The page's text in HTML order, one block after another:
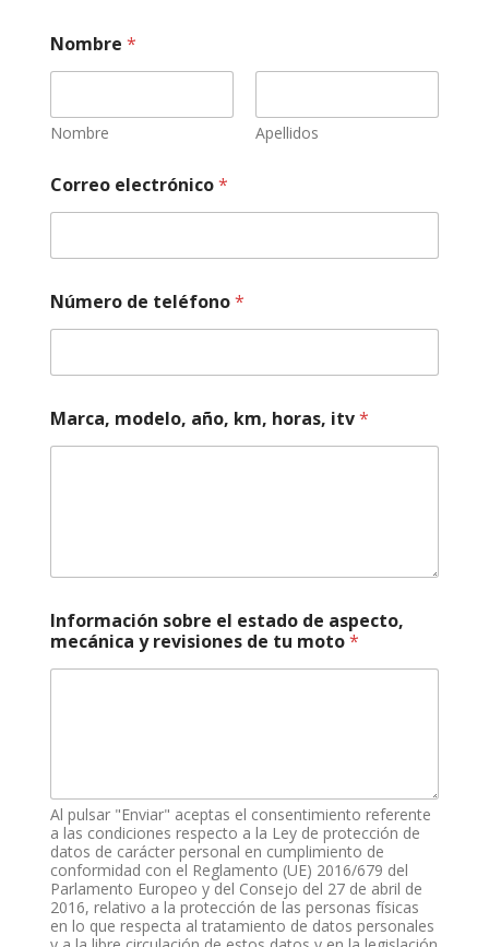
Nombre *
Nombre Apellidos
Correo electrónico*
o
t
t
l
é
f
t
d
o
Número de teléfono*
Marca, modelo, año, km, horas, itv*
Información sobre el estado de aspecto,
mecánica y revisiones de tu moto*
Al pulsar "Enviar" aceptas el consentimiento referente
a las condiciones respecto a la Ley de protección de
datos de carácter personal en cumplimiento de
conformidad con el Reglamento (UE) 2016/679 del
Parlamento Europeo y del Consejo del 27 de abril de
2016, relativo a la protección de las personas físicas
en lo que respecta al tratamiento de datos personales